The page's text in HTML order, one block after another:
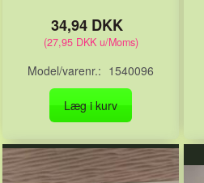
34,94 DKK
(27,95 DKKu/Moms)
Model/varenr.: 1540096
Læg i kurv